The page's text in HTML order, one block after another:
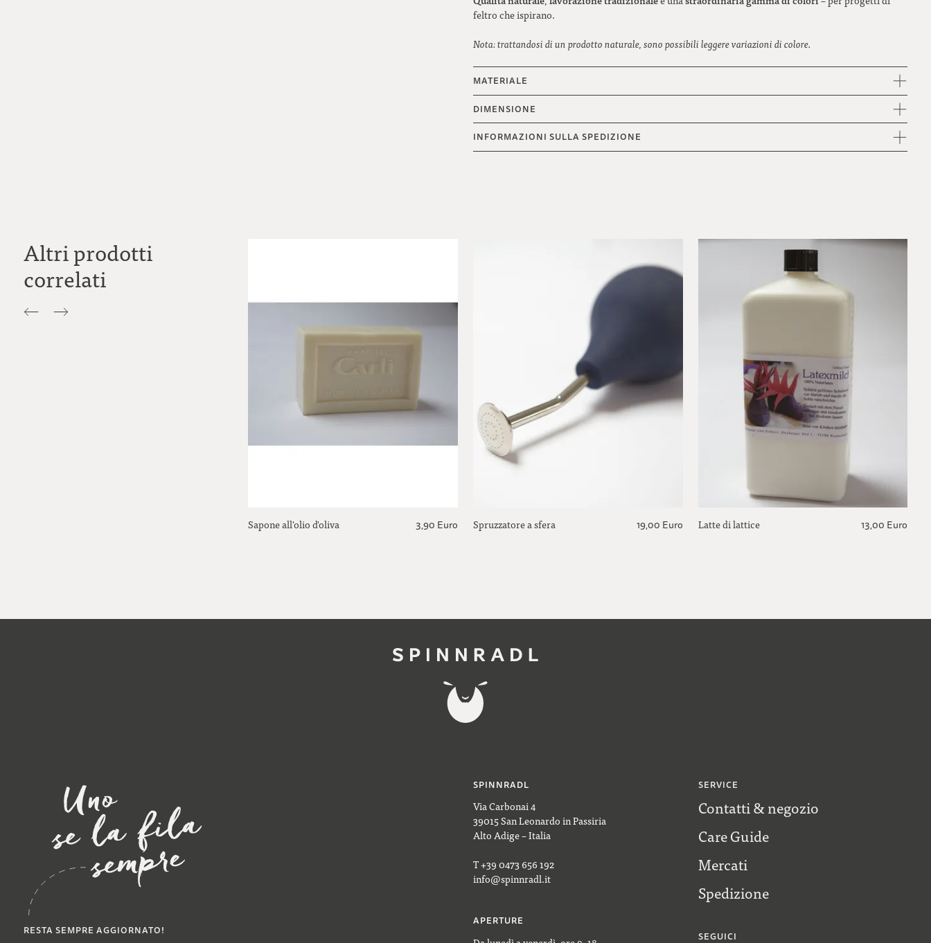
feltro che ispirano.
Nota: trattandosi di un prodotto naturale, sono possibili leggere variazioni di colore.
MATERIALE
DIMENSIONE
INFORMAZIONI SULLA SPEDIZIONE
Altri prodotti
correlati
Sapone all'olio d'oliva 3,90 Euro Spruzzatore a sfera 19,00 Euro Latte di lattice 13,00 Euro
RESTA SEMPRE AGGIORNATO!
SPINNRADL
Via Carbonai 4
39015 San Leonardo in Passiria
Alto Adige – Italia
T +39 0473 656 192
info@spinnradl.it
APERTURE
SERVICE
Contatti & negozio
Care Guide
Mercati
Spedizione
SEGUICI